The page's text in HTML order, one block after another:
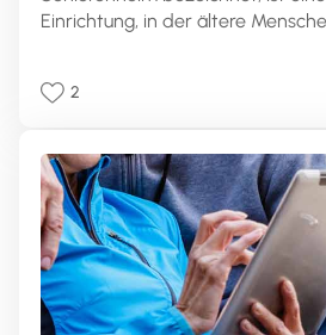
Einrichtung, in der ältere
Betreuung und Pflege in einem
Einrichtungen, die rund um die
Pflege und Unterstützung bieten.
2